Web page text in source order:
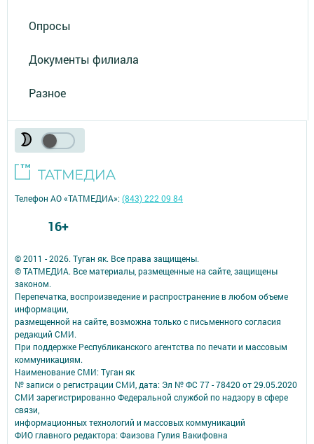
Опросы
Документы филиала
Разное
© 2011 - 2026. Туган як. Все права защищены.
© ТАТМЕДИА. Все материалы, размещенные на сайте, защищены
законом.
Перепечатка, воспроизведение и распространение в любом объеме
информации,
размещенной на сайте, возможна только с письменного согласия
редакций СМИ.
При поддержке Республиканского агентства по печати и массовым
коммуникациям.
Наименование СМИ: Туган як
№ записи о регистрации СМИ, дата: Эл № ФС 77 - 78420 от 29.05.2020
СМИ зарегистрированно Федеральной службой по надзору в сфере
связи,
информационных технологий и массовых коммуникаций
ФИО главного редактора: Фаизова Гулия Вакифовна
Телефон АО «ТАТМЕДИА»:(843) 222 09 84
16+